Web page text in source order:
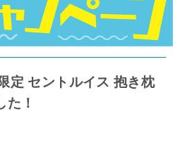
定 セントルイス 抱き枕
た！